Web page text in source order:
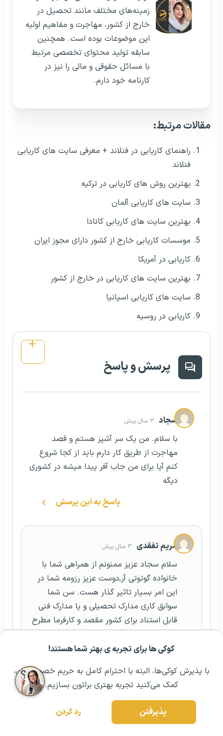
کوکی ها برای تجربه ی بهتر شما هستند!
با پذیرش کوکی‌ها، البته با احترام کامل به حریم خصوصیتون،
کمک می‌کنید تجربه بهتری براتون بسازیم.
پذیرفتن رد کردن
مشــاوره اولیه رایگان: ۰۲۱ ۴۳۰۰۰ ۰۲۱ رزرو مشاوره تخصصی
زمینه‌های مختلف مانند تحصیل در
خارج از کشور، مهاجرت و مفاهیم اولیه
این موضوعات بوده است. همچنین
سابقه تولید محتوای تخصصی مرتبط
با مسائل حقوقی و مالی را نیز در
کارنامه خود دارم.
مقالات مرتبط:
راهنمای کاریابی در فنلاند + معرفی سایت های کاریابی
فنلاند
بهترین روش های کاریابی در ترکیه
سایت های کاریابی آلمان
بهترین سایت های کاریابی کانادا
موسسات کاریابی خارج از کشور دارای مجوز ایران
کاریابی در آمریکا
بهترین سایت های کاریابی در خارج از کشور
سایت های کاریابی اسپانیا
کاریابی در روسیه
پرسش و پاسخ
سجاد ۳ سال پیش
با سلام. من یک سر آشپز هستم و قصد
مهاجرت از طریق کار دارم باید از کجا شروع
کنم آیا برای من جاب آفر پیدا میشه در کشوری
دیگه
پاسخ به این پرسش
مریم تفقدی ۳ سال پیش
سلام سجاد عزیز ممنونم از همراهی شما با
خانواده گوتوتی آر,دوست عزیز رزومه شما در
این امر بسیار تاثیر گذار هست. سن شما
سوابق کاری مدارک تحصیلی و یا مدارک فنی
قابل استناد برای کشور مقصد و کارفرما مطرح
هست.اگر سوال دیگه ای دارید با ما حتما در
میان بگذارید.موفق باشید
پاسخ به این پرسش